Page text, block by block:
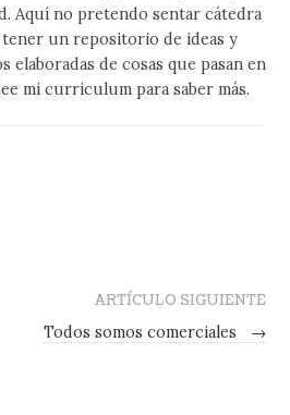
Aquí no pretendo sentar cátedra
un repositorio de ideas y
elaboradas de cosas que pasan en
mi curriculum para saber más.
ARTÍCULO SIGUIENTE
Todos somos comerciales
→